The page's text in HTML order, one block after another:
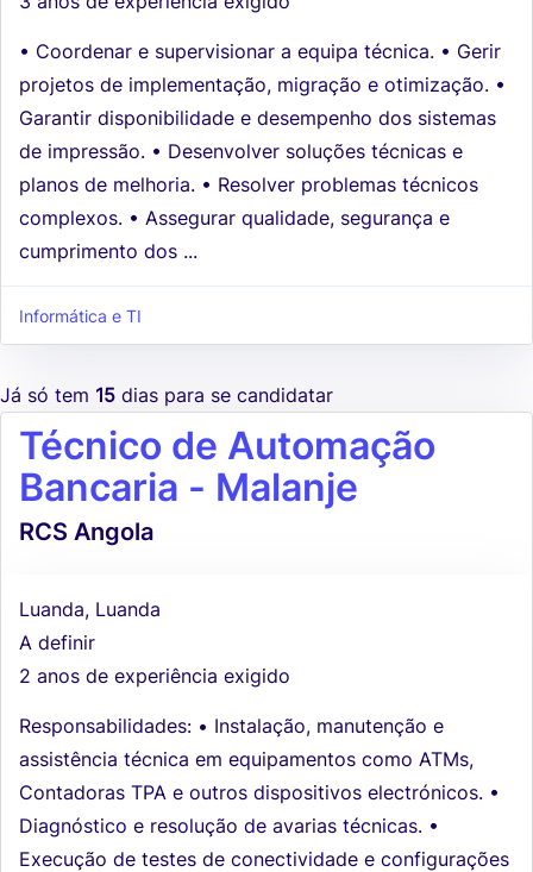
• Coordenar e supervisionar a equipa técnica. • Gerir
projetos de implementação, migração e otimização. •
Garantir disponibilidade e desempenho dos sistemas
de impressão. • Desenvolver soluções técnicas e
planos de melhoria. • Resolver problemas técnicos
complexos. • Assegurar qualidade, segurança e
cumprimento dos ...
Informática e TI
Já só tem 15 dias para se candidatar
Técnico de Automação
Bancaria - Malanje
RCS Angola
Luanda, Luanda
A definir
2 anos de experiência exigido
Responsabilidades: • Instalação, manutenção e
assistência técnica em equipamentos como ATMs,
Contadoras TPA e outros dispositivos electrónicos. •
Diagnóstico e resolução de avarias técnicas. •
Execução de testes de conectividade e configurações